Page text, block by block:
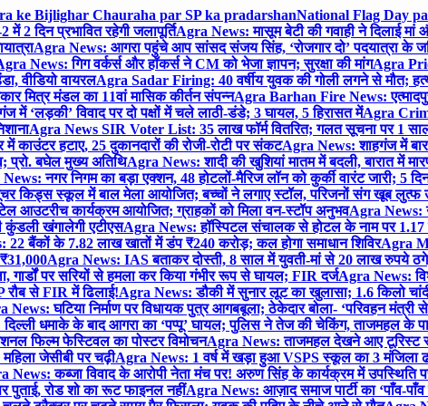
ke Bijlighar Chauraha par SP ka pradarshanNational Flag Day
2 दिन प्रभावित रहेगी जलापूर्तिAgra News: मासूम बेटी की गवाही ने दिलाई
Agra News: आगरा पहुंचे आप सांसद संजय सिंह, ‘रोजगार दो’ पदयात्रा के
News: गिग वर्कर्स और हॉकर्स ने CM को भेजा ज्ञापन; सुरक्षा की मांगAgra
वीडियो वायरलAgra Sadar Firing: 40 वर्षीय युवक की गोली लगने से मौत;
मित्र मंडल का 11वां मासिक कीर्तन संपन्नAgra Barhan Fire News:
‘लड़की’ विवाद पर दो पक्षों में चले लाठी-डंडे; 3 घायल, 5 हिरासत मेंAgra
Agra News SIR Voter List: 35 लाख फॉर्म वितरित; गलत सूचना पर 1
हटाए, 25 दुकानदारों की रोजी-रोटी पर संकटAgra News: शाहगंज में
प्रो. बघेल मुख्य अतिथिAgra News: शादी की खुशियां मातम में बदली, बारात में
नगर निगम का बड़ा एक्शन, 48 होटलों-मैरिज लॉन को कुर्की वारंट जारी; 5
किड्स स्कूल में बाल मेला आयोजित; बच्चों ने लगाए स्टॉल, परिजनों संग खूब लुत्फ
आउटरीच कार्यक्रम आयोजित; ग्राहकों को मिला वन-स्टॉप अनुभवAgra News:
खंगालेगी एटीएसAgra News: हॉस्पिटल संचालक से होटल के नाम पर 1.17
22 बैंकों के 7.82 लाख खातों में डंप ₹240 करोड़; कल होगा समाधान शिविरAgra
Agra News: IAS बताकर दोस्ती, 8 साल में युवती-मां से 20 लाख रुपये
गार्डों पर सरियों से हमला कर किया गंभीर रूप से घायल; FIR दर्जAgra News:
से FIR में ढिलाई!Agra News: डौकी में सुनार लूट का खुलासा; 1.6 किलो
News: घटिया निर्माण पर विधायक पुत्र आगबबूला; ठेकेदार बोला- ‘परिवहन
धमाके के बाद आगरा का ‘पप्पू’ घायल; पुलिस ने तेज की चेकिंग, ताजमहल के
फिल्म फेस्टिवल का पोस्टर विमोचनAgra News: ताजमहल देखने आए टूरिस्ट से
जेसीबी पर चढ़ीAgra News: 1 वर्ष में खड़ा हुआ VSPS स्कूल का 3 मंजिला
News: कब्जा विवाद के आरोपी नेता मंच पर! अरुण सिंह के कार्यक्रम में उपस्थिति
पुताई, रोड शो का रूट फाइनल नहींAgra News: आज़ाद समाज पार्टी का ‘पाँव-